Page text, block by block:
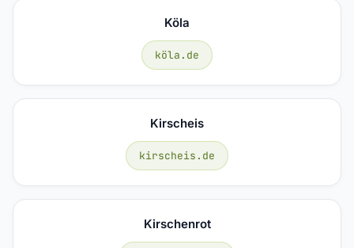
Köla
köla.de
Kirscheis
kirscheis.de
Kirschenrot